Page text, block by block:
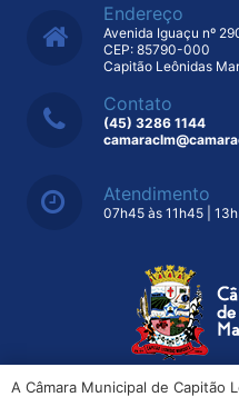
Endereço
Avenida Iguaçu nº
CEP: 85790-000
Capitão Leônidas
Contato
(45) 3286 1144
Atendimento
07h45 às 11h45 |
A Câmara Municipal de Capitão